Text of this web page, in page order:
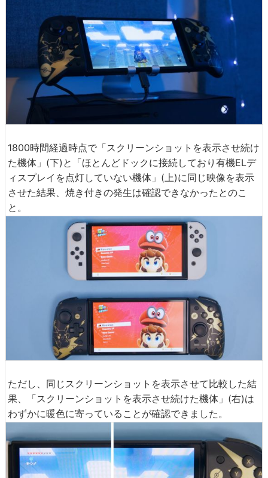
1800時間経過時点で「スクリーンショットを表示させ続け
た機体」(下)と「ほとんどドックに接続しており有機ELデ
ィスプレイを点灯していない機体」(上)に同じ映像を表示
させた結果、焼き付きの発生は確認できなかったとのこ
と。
ただし、同じスクリーンショットを表示させて比較した結
果、「スクリーンショットを表示させ続けた機体」(右)は
わずかに暖色に寄っていることが確認できました。